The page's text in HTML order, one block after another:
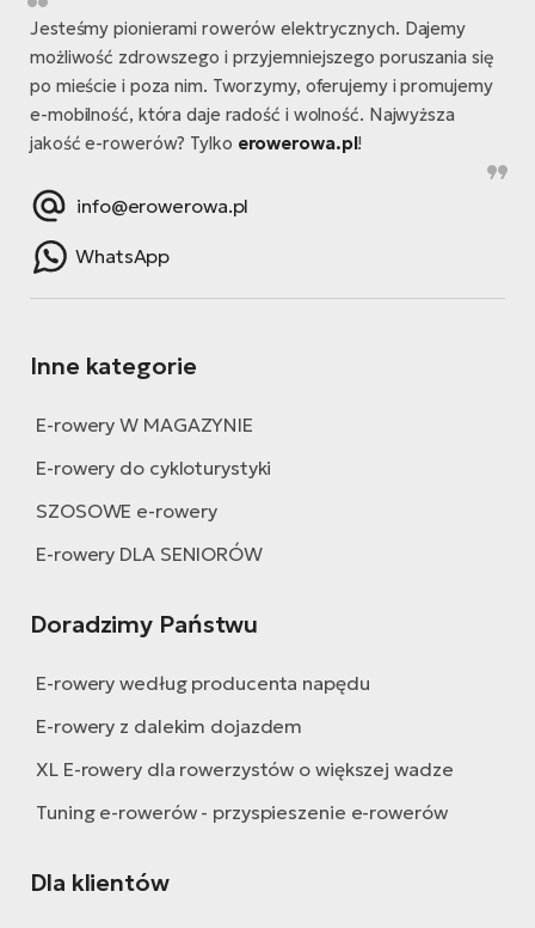
Jesteśmy pionierami rowerów elektrycznych. Dajemy
możliwość zdrowszego i przyjemniejszego poruszania się
po mieście i poza nim. Tworzymy, oferujemy i promujemy
e-mobilność, która daje radość i wolność. Najwyższa
jakość e-rowerów? Tylko erowerowa.pl!
info@erowerowa.pl
WhatsApp
Inne kategorie
E-rowery W MAGAZYNIE
E-rowery do cykloturystyki
SZOSOWE e-rowery
E-rowery DLA SENIORÓW
Doradzimy Państwu
E-rowery według producenta napędu
E-rowery z dalekim dojazdem
XL E-rowery dla rowerzystów o większej wadze
Tuning e-rowerów - przyspieszenie e-rowerów
Dla klientów